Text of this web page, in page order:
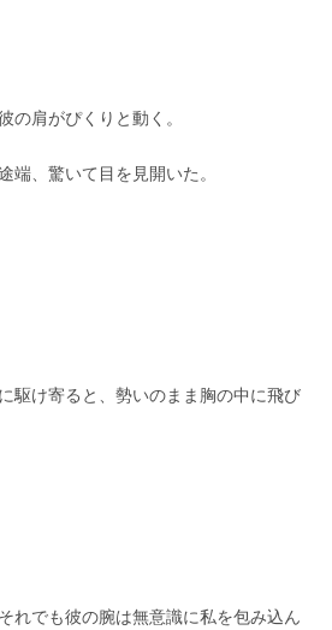
の肩がぴくりと動く。
端、驚いて目を見開いた。
駆け寄ると、勢いのまま胸の中に飛び
れでも彼の腕は無意識に私を包み込ん